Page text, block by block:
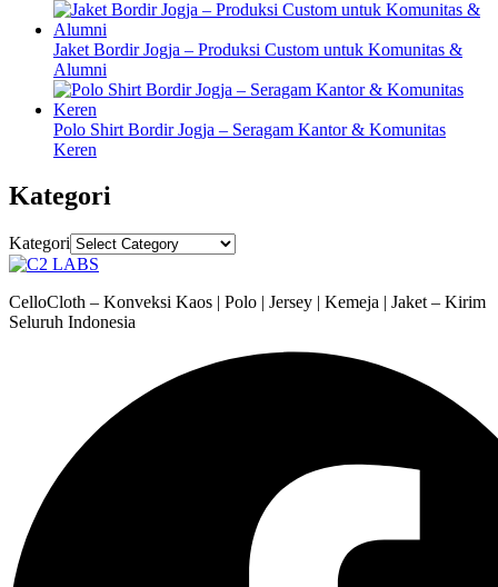
Jaket Bordir Jogja – Produksi Custom untuk Komunitas &
Alumni
Polo Shirt Bordir Jogja – Seragam Kantor & Komunitas
Keren
Kategori
Kategori
CelloCloth – Konveksi Kaos | Polo | Jersey | Kemeja | Jaket – Kirim
Seluruh Indonesia